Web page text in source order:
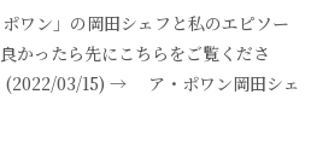
ワン」の岡田シェフと私のエピソー
かったら先にこちらをご覧くださ
03/15) → ア・ポワン岡田シェ